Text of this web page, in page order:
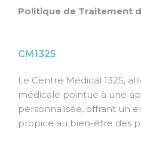
Politique de Traitement
CM1325
Le Centre Médical 1325,
médicale pointue à une
personnalisée, offrant un
propice au bien-être des